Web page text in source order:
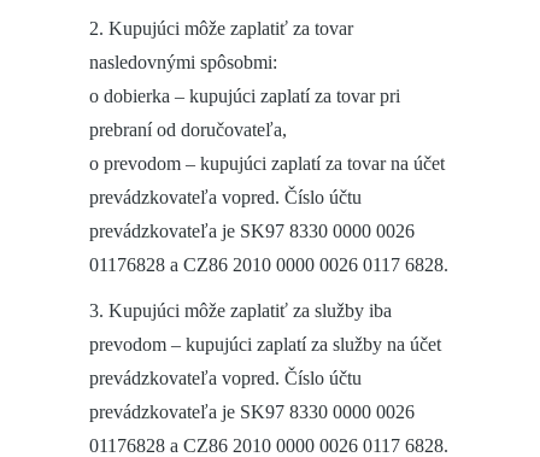
2. Kupujúci môže zaplatiť za tovar
nasledovnými spôsobmi:
o dobierka – kupujúci zaplatí za tovar pri
prebraní od doručovateľa,
o prevodom – kupujúci zaplatí za tovar na účet
prevádzkovateľa vopred. Číslo účtu
prevádzkovateľa je SK97 8330 0000 0026
01176828 a CZ86 2010 0000 0026 0117 6828.
3. Kupujúci môže zaplatiť za služby iba
prevodom – kupujúci zaplatí za služby na účet
prevádzkovateľa vopred. Číslo účtu
prevádzkovateľa je SK97 8330 0000 0026
01176828 a CZ86 2010 0000 0026 0117 6828.